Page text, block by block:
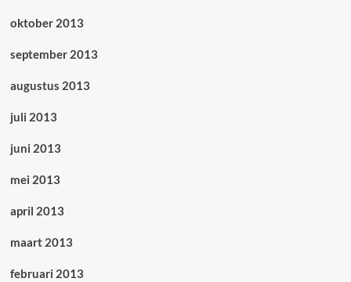
oktober 2013
september 2013
augustus 2013
juli 2013
juni 2013
mei 2013
april 2013
maart 2013
februari 2013